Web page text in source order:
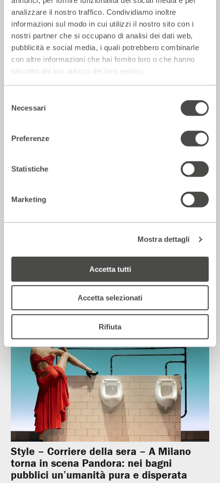
analizzare il nostro traffico. Condividiamo inoltre
informazioni sul modo in cui utilizzi il nostro sito con i
nostri partner che si occupano di analisi dei dati web,
pubblicità e social media, i quali potrebbero combinarle
con altre informazioni che hai fornito loro o che hanno
raccolto dal tuo utilizzo dei loro servizi.
delNecessari
Preferenze
Statistiche
Marketing
Mostra dettagli
Accetta tutti
Accetta selezionati
Rifiuta
La Repubblica – In scena gli eroi di
Corriere della sera – Io, tra Ferragni e
12 Luglio 2026
Style – Corriere della sera – A Milano
torna in scena Pandora: nei bagni
pubblici un’umanità pura e disperata